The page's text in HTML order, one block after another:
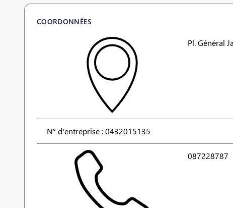
COORDONNÉES
Pl. Général
N° d'entreprise : 0432015135
087228787